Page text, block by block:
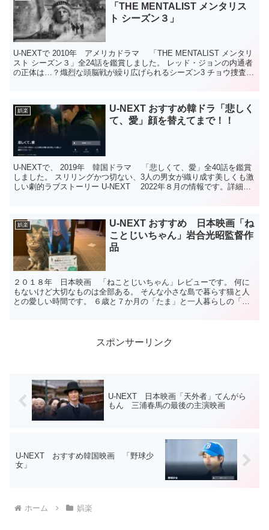
「THE MENTALIST メンタリス
ト シーズン３」
U-NEXTで 2010年 アメリカドラマ 「THE MENTALIST メンタリ
スト シーズン３」全24話を鑑賞しました。 レッド・ジョンの内通者
の正体は…？熾烈な頭脳戦が繰り広げられるシーズン3 チョウ捜査官
娯楽
U-NEXT おすすめ韓ドラ「悲しく
て、愛」顔を替えてまで！！
U-NEXTで、 2019年 韓国ドラマ 「悲しくて、愛」全40話を鑑賞
しました。 スリリングかつ切ない、3人の男女が織り成す美しくも激
しい劇的ラブストーリー U-NEXT 2022年８月の情報です。詳細は
娯楽
U-NEXT おすすめ 日本映画「ね
ことじいちゃん」岩合光昭監督作
品
２０１８年 日本映画 「ねことじいちゃん」レビューです。 何に
もないけど大切なものは全部ある。 そんな小さな島で暮らす猫と人
との愛しい時間です。 ６歳と７か月の「たま」と一人暮らしの「だ
スポンサーリンク
U-NEXT 日本映画「天外者」てんがら
もん 三浦春馬の最後の主演映画
U-NEXT おすすめ韓国映画 「野球少
女」
ホーム 娯楽